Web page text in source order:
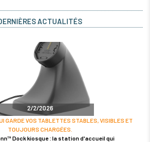
ACTUALITÉS
2/2/2026
GARDE VOS TABLETTES STABLES, VISIBLES ET
TOUJOURS CHARGÉES.
Dock kiosque : la station d'accueil qui